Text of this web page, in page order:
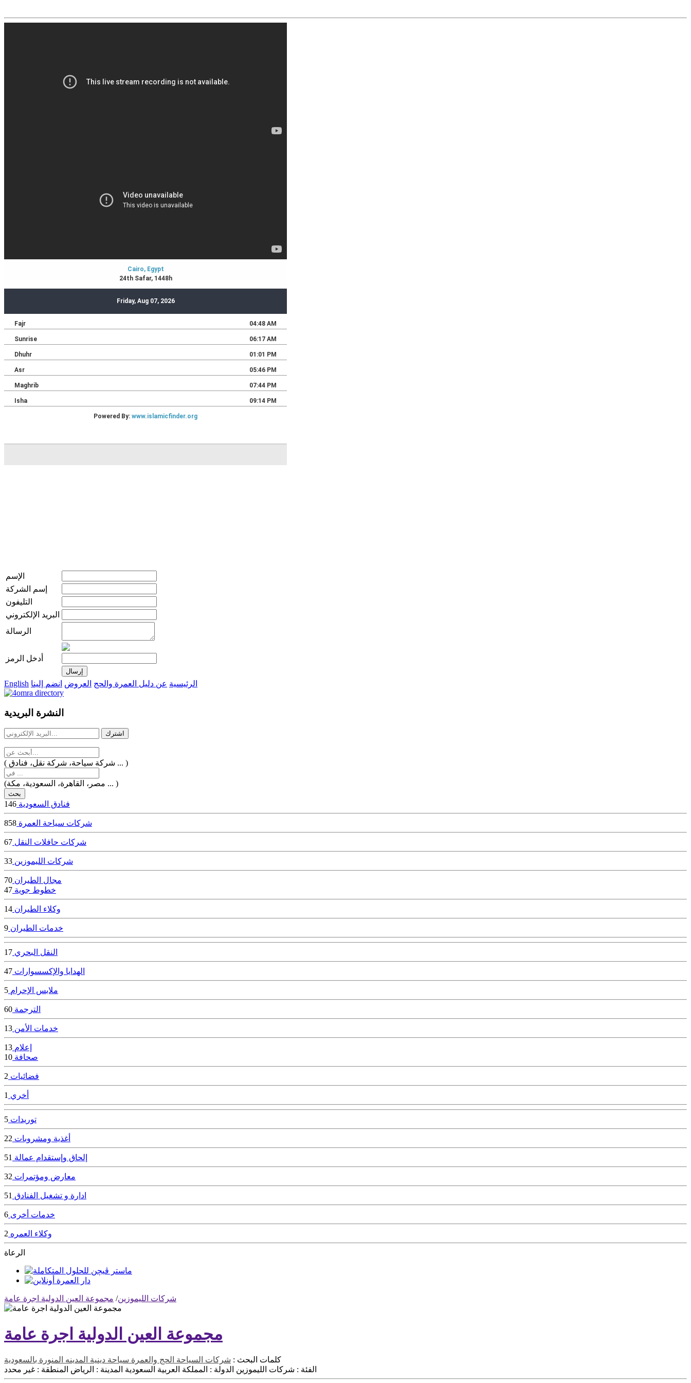
الإسم
إسم الشركة
التليفون
البريد الإلكتروني
الرسالة
أدخل الرمز
live
casinos
online
livedealercasino.online
English الرئيسية عن دليل العمرة والحج العروض انضم إلينا
النشرة البريدية
( شركة سياحة، شركة نقل، فنادق ... )
(مصر، القاهرة، السعودية، مكة ... )
فنادق السعودية 146
شركات سياحة العمرة 858
شركات حافلات النقل 67
شركات الليموزين 33
مجال الطيران 70
خطوط جوية 47
وكلاء الطيران 14
خدمات الطيران 9
النقل البحري 17
الهدايا والإكسسوارات 47
ملابس الإحرام 5
الترجمة 60
خدمات الأمن 13
إعلام 13
صحافة 10
فضائيات 2
أخري 1
توريدات 5
أغذية ومشروبات 22
إلحاق وإستقدام عمالة 51
معارض ومؤتمرات 32
ادارة و تشغيل الفنادق 51
خدمات أخرى 6
وكلاء العمره 2
الرعاة
شركات الليموزين/ مجموعة العين الدولية اجرة عامة
مجموعة العين الدولية اجرة عامة
كلمات البحث : شركات السياحة الحج والعمرة سياحة دينية المدينه المنورة بالسعودية
الفئة : شركات الليموزين الدولة : المملكة العربية السعودية المدينة : الرياض المنطقة : غير محدد